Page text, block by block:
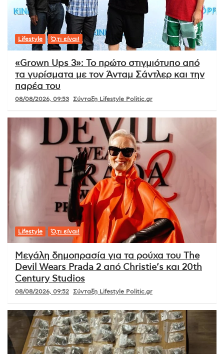
Lifestyle Ό,τι είναι!
«Grown Ups 3»: Το πρώτο στιγμιότυπο από
τα γυρίσματα με τον Άνταμ Σάντλερ και την
παρέα του
08/08/2026, 09:53 Σύνταξη Lifestyle Politic.gr
Lifestyle Ό,τι είναι!
Μεγάλη δημοπρασία για τα ρούχα του The
Devil Wears Prada 2 από Christie’s και 20th
Century Studios
08/08/2026, 09:52 Σύνταξη Lifestyle Politic.gr